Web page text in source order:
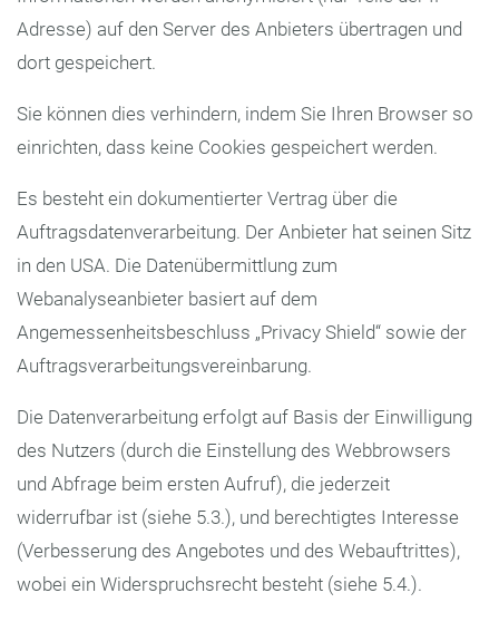
Adresse) auf den Server des Anbieters übertragen und
dort gespeichert.
Sie können dies verhindern, indem Sie Ihren Browser so
einrichten, dass keine Cookies gespeichert werden.
Es besteht ein dokumentierter Vertrag über die
Auftragsdatenverarbeitung. Der Anbieter hat seinen Sitz
in den USA. Die Datenübermittlung zum
Webanalyseanbieter basiert auf dem
Angemessenheitsbeschluss „Privacy Shield“ sowie der
Auftragsverarbeitungsvereinbarung.
Die Datenverarbeitung erfolgt auf Basis der Einwilligung
des Nutzers (durch die Einstellung des Webbrowsers
und Abfrage beim ersten Aufruf), die jederzeit
widerrufbar ist (siehe 5.3.), und berechtigtes Interesse
(Verbesserung des Angebotes und des Webauftrittes),
wobei ein Widerspruchsrecht besteht (siehe 5.4.).